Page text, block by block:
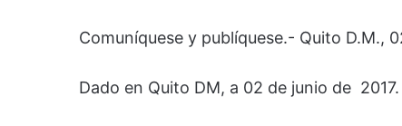
Comuníquese y publíquese.- Quito D.M.,
Dado en Quito DM, a 02 de junio de 2017.